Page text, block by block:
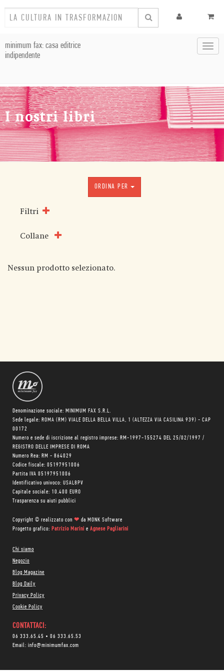
minimum fax: casa editrice
indipendente
I nostri libri
ORDINA PER
Filtri
Collane
Nessun prodotto selezionato.
Denominazione sociale: MINIMUM FAX S.R.L.
Sede legale: ROMA (RM) VIALE DELLA BELLA VILLA, 1 (ALTEZZA VIA CASILINA 939) - CAP
00172
Numero e sede di iscrizione al registro imprese: RM-1997-155274 DEL 25/02/1997 /
REGISTRO DELLE IMPRESE DI ROMA
Numero Rea: RM - 864029
Codice fiscale: 05197951006
Partita IVA 05197951006
Identificativo univoco: USAL8PV
Capitale sociale: 10.400 EURO
Trasparenza su aiuti pubblici
Copyright © realizzato con ❤ da MONK Software
Progetto grafico: Patrizio Marini e Agnese Pagliarini
Chi siamo
Negozio
Blog Magazine
Blog Daily
Privacy Policy
Cookie Policy
CONTATTACI:
06 333.65.45 • 06 333.65.53
Email: info@minimumfax.com